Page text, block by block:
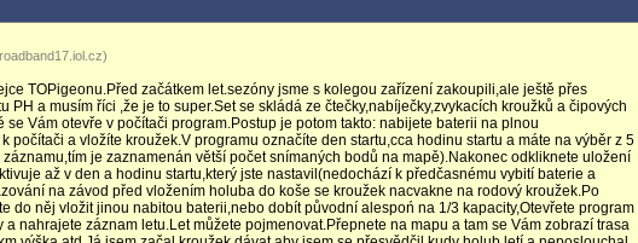
TOPigeonu.Před začátkem let.sezóny jsme s kolegou zařízení zakoupili,ale ještě přes
PH a musím říci ,že je to super.Set se skládá ze čtečky,nabíječky,zvykacích kroužků a čipových
Vám otevře v počítači program.Postup je potom takto: nabijete baterii na plnou
počítači a vložíte kroužek.V programu označíte den startu,cca hodinu startu a máte na výběr z 5
je zaznamenán větší počet snímaných bodů na mapě).Nakonec odkliknete uložení
až v den a hodinu startu,který jste nastavil(nedochází k předčasnému vybití baterie a
na závod před vložením holuba do koše se kroužek nacvakne na rodový kroužek.Po
do něj vložit jinou nabitou baterii,nebo dobít původní alespoń na 1/3 kapacity,Otevřete program
nahrajete záznam letu.Let můžete pojmenovat.Přepnete na mapu a tam se Vám zobrazí trasa